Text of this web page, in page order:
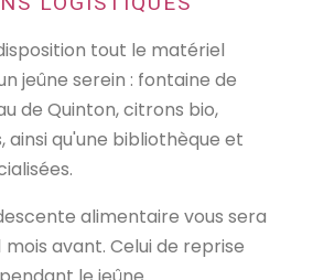
tout le matériel
jeûne serein : fontaine de
de Quinton, citrons bio,
ainsi qu'une bibliothèque et
alimentaire vous sera
avant. Celui de reprise